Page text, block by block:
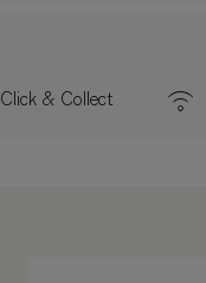
Click & Collect